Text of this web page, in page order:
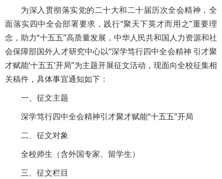
为深入贯彻落实党的二十大和二十届历次全会精神，全
面落实四中全会部署要求，践行“聚天下英才而用之”重要理
念，助力“十五五”高质量发展，中华人民共和国人力资源和社
会保障部国外人才研究中心以“深学笃行四中全会精神 引才聚
才赋能‘十五五’开局”为主题开展征文活动，现面向全校征集相
关稿件，具体事宜通知如下：
一、征文主题
深学笃行四中全会精神引才聚才赋能“十五五”开局
二、征文对象
全校师生（含外国专家、留学生）
三、征文栏目